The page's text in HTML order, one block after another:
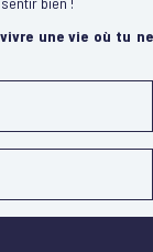
une vie où tu ne